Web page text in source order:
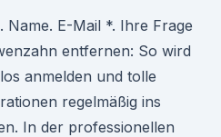
Name. E-Mail *. Ihre Frage
entfernen: So wird
anmelden und tolle
regelmäßig ins
In der professionellen